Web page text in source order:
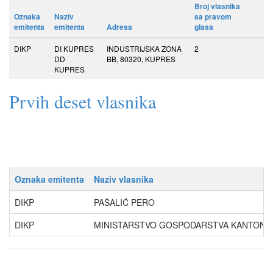
Oznaka
emitenta
Naziv
emitenta
Adresa
Broj vlasnika
sa pravom
glasa
DIKP
DI KUPRES
DD
KUPRES
INDUSTRIJSKA ZONA
BB, 80320, KUPRES
2
Prvih deset vlasnika
Oznaka emitenta
Naziv vlasnika
DIKP
PAŠALIĆ PERO
DIKP
MINISTARSTVO GOSPODARSTVA